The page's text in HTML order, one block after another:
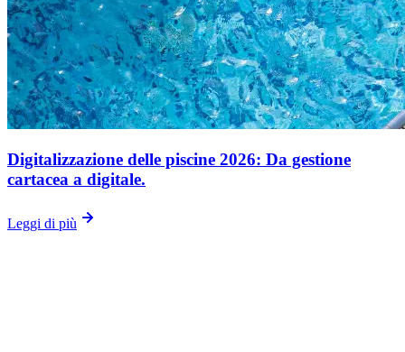
Digitalizzazione delle piscine 2026: Da gestione
cartacea a digitale.
Leggi di più